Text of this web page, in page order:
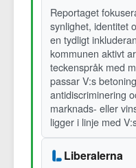
Reportaget
synlighet, identitet
en tydligt
kommunen aktivt
teckenspråk med
passar V:s
antidiscriminering
marknads- eller
ligger i linje med
Liberalerna